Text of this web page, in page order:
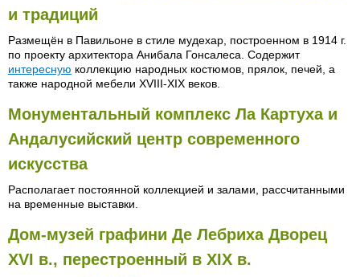
и традиций
Размещён в Павильоне в стиле мудехар, построенном в 1914 г.
по проекту архитектора Анибала Гонсалеса. Содержит
интересную коллекцию народных костюмов, прялок, печей, а
также народной мебели XVIII-XIX веков.
Монументальный комплекс Ла Картуха и
Андалусийский центр современного
искусства
Располагает постоянной коллекцией и залами, рассчитанными
на временные выставки.
Дом-музей графини Де Лебриха Дворец
XVI в., перестроенный в XIX в.